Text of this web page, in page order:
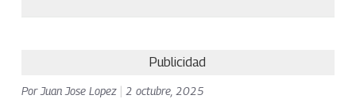
Publicidad
Por Juan Jose Lopez 2 octubre, 2025